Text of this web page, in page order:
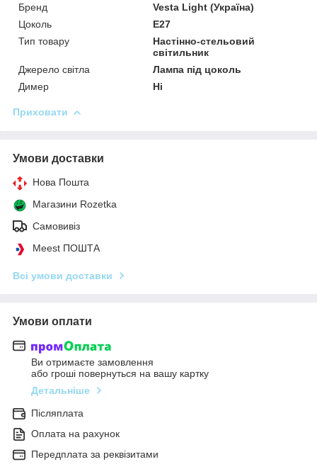
Бренд
Vesta Light (Україна)
Цоколь
E27
Тип товару
Настінно-стельовий
світильник
Джерело світла
Лампа під цоколь
Димер
Ні
Приховати
Умови доставки
Нова Пошта
Магазини Rozetka
Самовивіз
Meest ПОШТА
Всі умови доставки
Умови оплати
Ви отримаєте замовлення
або гроші повернуться на вашу картку
Детальніше
Післяплата
Оплата на рахунок
Передплата за реквізитами